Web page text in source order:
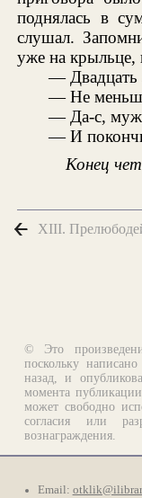
поднялась в
слушал.
уже на крыльце,
— Двадцать
— Не
— Да-с,
— И
Конец
© Это
поскольку
назад, и
момента
может свободно
согласия или
вознаграждения.
Email: